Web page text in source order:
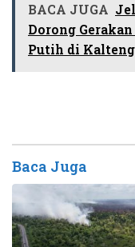
BACA JUGA
Dorong
Putih di Kalteng
Baca Juga